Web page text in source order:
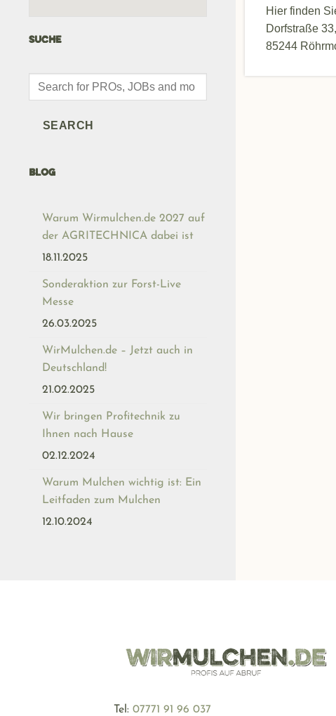
Hier finden
Dorfstraße 33,
85244
SUCHE
Products
SEARCH
BLOG
Warum Wirmulchen.de 2027 auf
der AGRITECHNICA dabei ist
18.11.2025
Sonderaktion zur Forst-Live
Messe
26.03.2025
WirMulchen.de – Jetzt auch in
Deutschland!
21.02.2025
Wir bringen Profitechnik zu
Ihnen nach Hause
02.12.2024
Warum Mulchen wichtig ist: Ein
Leitfaden zum Mulchen
12.10.2024
Tel: ‪07771 91 96 037